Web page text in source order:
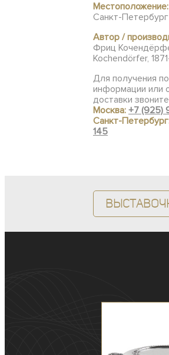
Местоположение:
Санкт-Петербург
Автор /
Фриц
Kochendörfer,
Для получения
информации или
доставки
Москва: +7 (925)
Санкт-
145